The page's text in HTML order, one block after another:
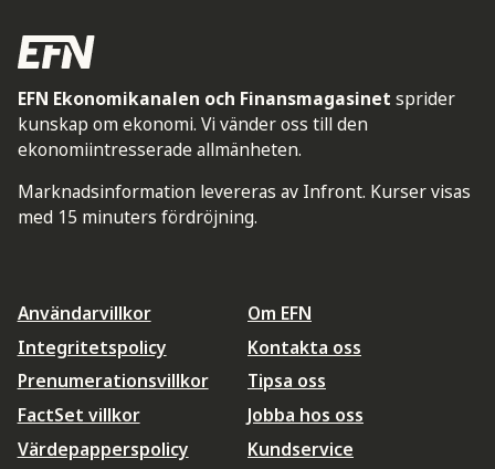
EFN Ekonomikanalen och Finansmagasinet sprider
kunskap om ekonomi. Vi vänder oss till den
ekonomiintresserade allmänheten.
Marknadsinformation levereras av Infront. Kurser visas
med 15 minuters fördröjning.
Användarvillkor
Integritetspolicy
Prenumerationsvillkor
FactSet villkor
Värdepapperspolicy
Om EFN
Kontakta oss
Tipsa oss
Jobba hos oss
Kundservice